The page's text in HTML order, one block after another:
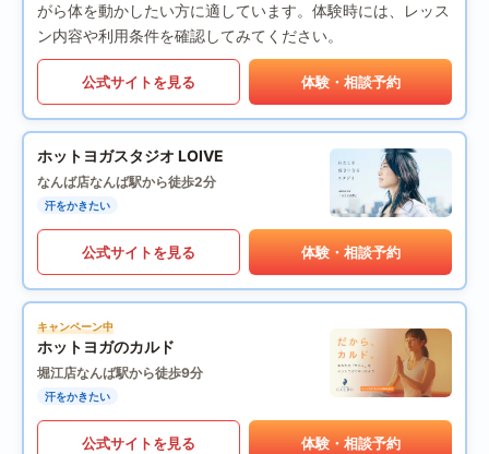
がら体を動かしたい方に適しています。体験時には、レッス
ン内容や利用条件を確認してみてください。
公式サイトを見る 体験・相談予約
ホットヨガスタジオ LOIVE
なんば店なんば駅から徒歩2分
汗をかきたい
公式サイトを見る 体験・相談予約
キャンペーン中
ホットヨガのカルド
堀江店なんば駅から徒歩9分
汗をかきたい
公式サイトを見る 体験・相談予約